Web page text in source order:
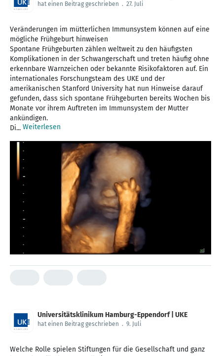
hat einen Beitrag geschrieben . 27. Juli
Veränderungen im mütterlichen Immunsystem können auf eine
mögliche Frühgeburt hinweisen
Spontane Frühgeburten zählen weltweit zu den häufigsten
Komplikationen in der Schwangerschaft und treten häufig ohne
erkennbare Warnzeichen oder bekannte Risikofaktoren auf. Ein
internationales Forschungsteam des UKE und der
amerikanischen Stanford University hat nun Hinweise darauf
gefunden, dass sich spontane Frühgeburten bereits Wochen bis
Monate vor ihrem Auftreten im Immunsystem der Mutter
ankündigen.
Di... Weiterlesen
Universitätsklinikum Hamburg-Eppendorf | UKE
hat einen Beitrag geschrieben . 9. Juli
Welche Rolle spielen Stiftungen für die Gesellschaft und ganz